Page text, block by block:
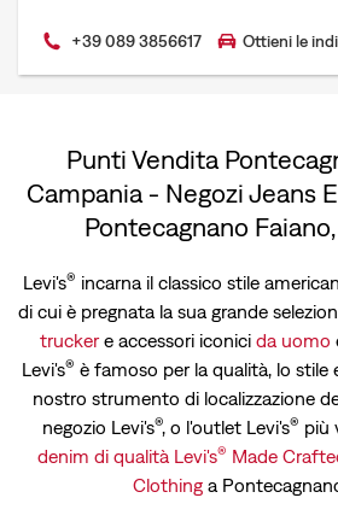
+39 089 3856617 Ottieni le
Punti Vendita
Campania - Negozi Jeans
Pontecagnano
Levi's® incarna il classico stile
di cui è pregnata la sua grande
truckere accessori iconici da uomo
Levi's® è famoso per la qualità, lo stile
nostro strumento di localizzazione
negozio Levi's®, o l'outlet Levi's® più
denim di qualità Levi's® Made
Clothing a